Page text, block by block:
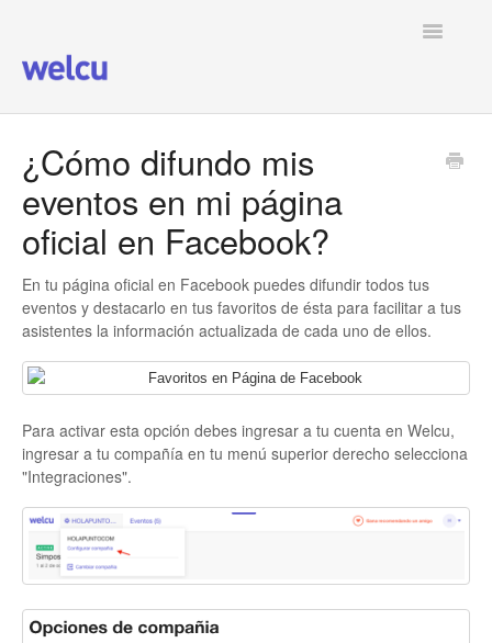
Toggle
¿Cómo difundo mis
eventos en mi página
oficial en Facebook?
En tu página oficial en Facebook puedes difundir todos tus
eventos y destacarlo en tus favoritos de ésta para facilitar a tus
asistentes la información actualizada de cada uno de ellos.
Para activar esta opción debes ingresar a tu cuenta en Welcu,
ingresar a tu compañía en tu menú superior derecho selecciona
"Integraciones".